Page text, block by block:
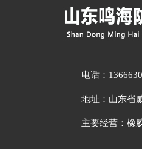
电话：
地址：山东省
主要经营：橡